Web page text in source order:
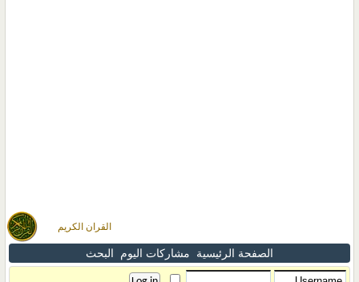
القران الكريم
الصفحة الرئيسية مشاركات اليوم البحث